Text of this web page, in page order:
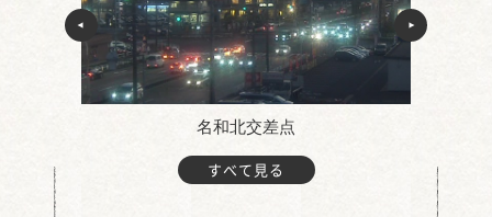
名和北交差点
すべて見る